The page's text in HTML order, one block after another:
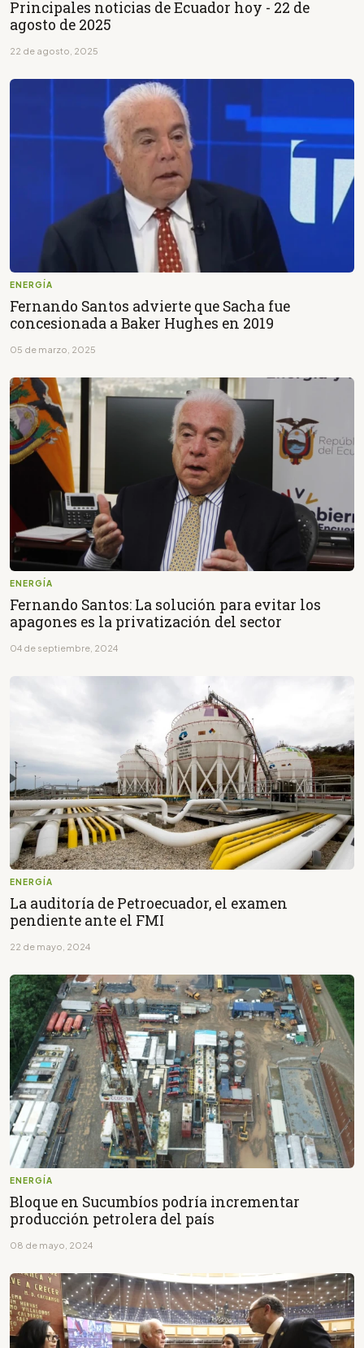
Principales noticias de Ecuador hoy - 22 de
agosto de 2025
22 de agosto, 2025
ENERGÍA
Fernando Santos advierte que Sacha fue
concesionada a Baker Hughes en 2019
05 de marzo, 2025
ENERGÍA
Fernando Santos: La solución para evitar los
apagones es la privatización del sector
04 de septiembre, 2024
ENERGÍA
La auditoría de Petroecuador, el examen
pendiente ante el FMI
22 de mayo, 2024
ENERGÍA
Bloque en Sucumbíos podría incrementar
producción petrolera del país
08 de mayo, 2024